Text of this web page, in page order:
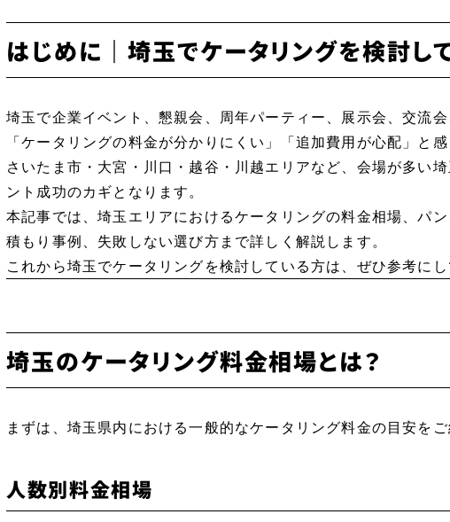
はじめに｜埼玉でケータリングを検討し
埼玉で企業イベント、懇親会、周年パーティー、展示会、交流
「ケータリングの料金が分かりにくい」「追加費用が心配」と
さいたま市・大宮・川口・越谷・川越エリアなど、会場が多い
ント成功のカギとなります。
本記事では、埼玉エリアにおけるケータリングの料金相場、パ
積もり事例、失敗しない選び方まで詳しく解説します。
これから埼玉でケータリングを検討している方は、ぜひ参考にし
埼玉のケータリング料金相場とは？
まずは、埼玉県内における一般的なケータリング料金の目安をご
人数別料金相場